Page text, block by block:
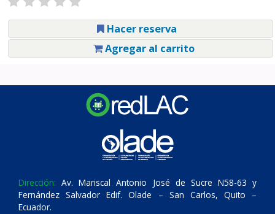
Hacer reserva
Agregar al carrito
Dirección: Av. Mariscal Antonio José de Sucre N58-63 y
Fernández Salvador Edif. Olade – San Carlos, Quito –
Ecuador.